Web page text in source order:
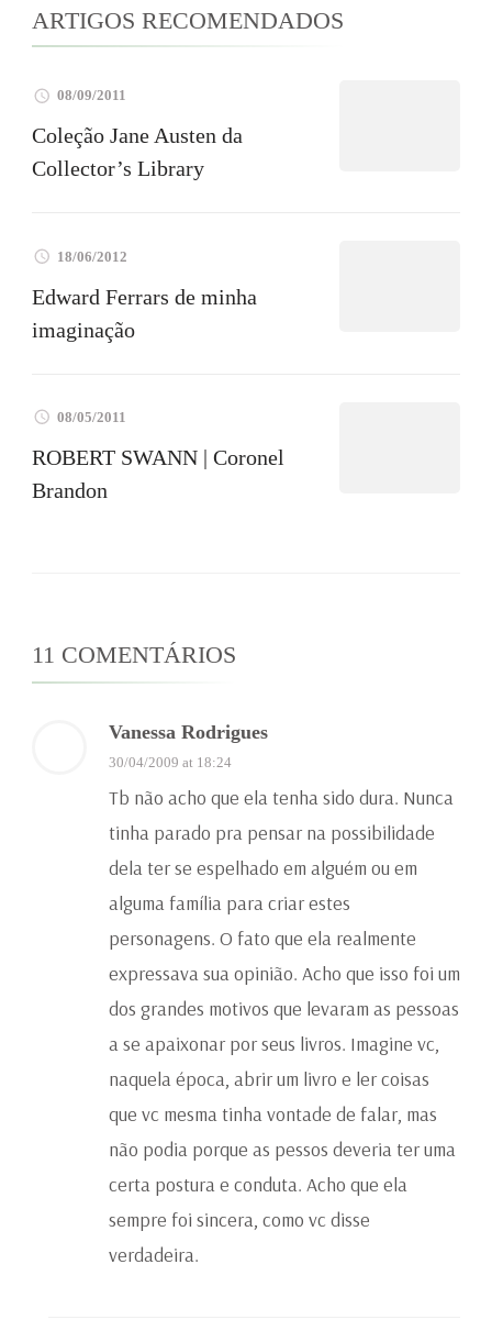
ARTIGOS RECOMENDADOS
08/09/2011
Coleção Jane Austen da
Collector’s Library
18/06/2012
Edward Ferrars de minha
imaginação
08/05/2011
ROBERT SWANN | Coronel
Brandon
11 COMENTÁRIOS
Vanessa Rodrigues
30/04/2009 at 18:24
Tb não acho que ela tenha sido dura. Nunca
tinha parado pra pensar na possibilidade
dela ter se espelhado em alguém ou em
alguma família para criar estes
personagens. O fato que ela realmente
expressava sua opinião. Acho que isso foi um
dos grandes motivos que levaram as pessoas
a se apaixonar por seus livros. Imagine vc,
naquela época, abrir um livro e ler coisas
que vc mesma tinha vontade de falar, mas
não podia porque as pessos deveria ter uma
certa postura e conduta. Acho que ela
sempre foi sincera, como vc disse
verdadeira.